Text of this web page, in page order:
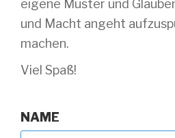
eigene Muster und
und Macht angeht
machen.
Viel Spaß!
NAME